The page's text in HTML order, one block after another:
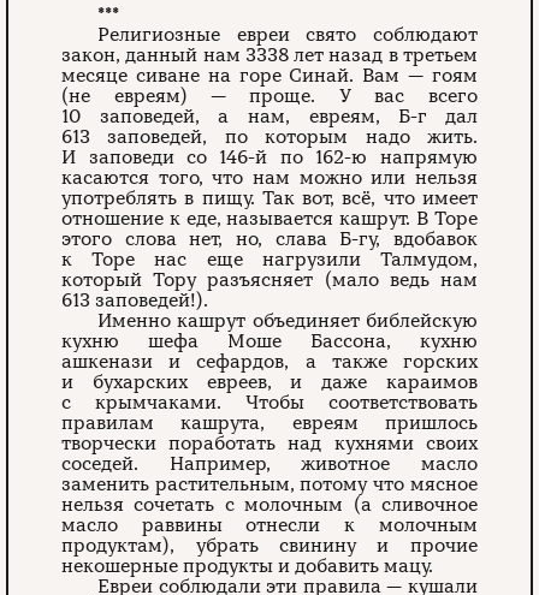
***
Религиозные евреи свято соблюдают
закон, данный нам 3338 лет назад в третьем
месяце сиване на горе Синай. Вам — гоям
(не евреям) — проще. У вас всего
10 заповедей, а нам, евреям, Б-г дал
613 заповедей, по которым надо жить.
И заповеди со 146-й по 162-ю напрямую
касаются того, что нам можно или нельзя
употреб­лять в пищу. Так вот, всё, что имеет
отношение к еде, называется кашрут. В Торе
этого слова нет, но, слава Б-гу, вдобавок
к Торе нас еще нагрузили Талмудом,
который Тору разъясняет (мало ведь нам
613 заповедей!).
Именно кашрут объединяет библейскую
кухню шефа Моше Бассона, кухню
ашкенази и сефардов, а также горских
и бухарских евреев, и даже караимов
с крымчаками. Чтобы соответствовать
правилам кашрута, евреям пришлось
творчески поработать над кухнями своих
соседей. Например, животное масло
заменить растительным, потому что мясное
нельзя сочетать с молочным (а сливочное
масло раввины отнесли к молочным
продуктам), убрать свинину и прочие
некошерные продукты и добавить мацу.
Евреи соблюдали эти правила — кушали